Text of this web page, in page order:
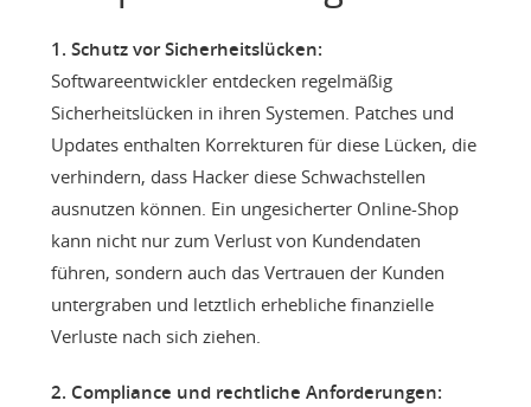
1. Schutz vor Sicherheitslücken:
Softwareentwickler entdecken regelmäßig
Sicherheitslücken in ihren Systemen. Patches und
Updates enthalten Korrekturen für diese Lücken, die
verhindern, dass Hacker diese Schwachstellen
ausnutzen können. Ein ungesicherter Online-Shop
kann nicht nur zum Verlust von Kundendaten
führen, sondern auch das Vertrauen der Kunden
untergraben und letztlich erhebliche finanzielle
Verluste nach sich ziehen.
2. Compliance und rechtliche Anforderungen: